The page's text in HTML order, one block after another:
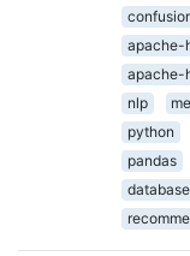
apache-
apache-
nlp
python
pandas